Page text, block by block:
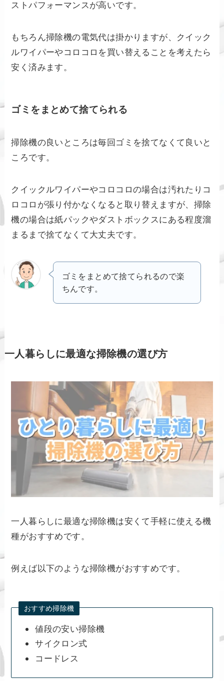
ストパフォーマンスが高いです。
もちろん掃除機の電気代は掛かりますが、クイック
ルワイパーやコロコロを買い替えることを考えたら
安く済みます。
ゴミをまとめて捨てられる
掃除機の良いところは毎回ゴミを捨てなくて良いと
ころです。
クイックルワイパーやコロコロの場合は汚れたりコ
ロコロが張り付かなくなると取り替えますが、掃除
機の場合は紙パックやダストボックスにある程度溜
まるまで捨てなくて大丈夫です。
ゴミをまとめて捨てられるので楽
ちんです。
一人暮らしに最適な掃除機の選び方
一人暮らしに最適な掃除機は安くて手軽に使える機
種がおすすめです。
例えば以下のような掃除機がおすすめです。
おすすめ掃除機
値段の安い掃除機
サイクロン式
コードレス